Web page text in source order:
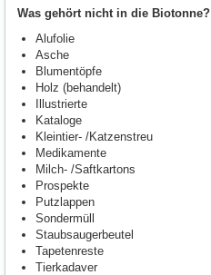
Was gehört nicht in die Biotonne?
Alufolie
Asche
Blumentöpfe
Holz (behandelt)
Illustrierte
Kataloge
Kleintier- /Katzenstreu
Medikamente
Milch- /Saftkartons
Prospekte
Putzlappen
Sondermüll
Staubsaugerbeutel
Tapetenreste
Tierkadaver